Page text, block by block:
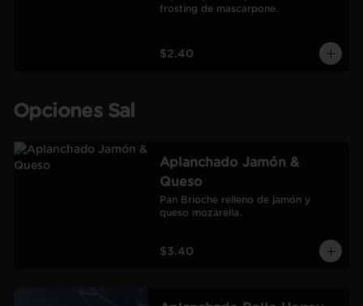
frosting de mascarpone.
$2.40
Opciones Sal
Aplanchado Jamón &
Queso
Pan Brioche relleno de jamón y
queso mozarella.
$3.40